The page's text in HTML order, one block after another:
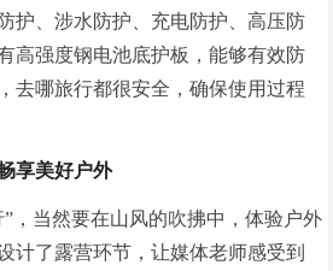
护、涉水防护、充电防护、高压防
高强度钢电池底护板，能够有效防
去哪旅行都很安全，确保使用过程
享美好户外
”，当然要在山风的吹拂中，体验户外
计了露营环节，让媒体老师感受到